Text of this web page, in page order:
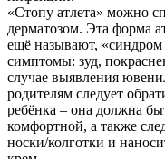
«Стопу атлета» можно
дерматозом. Эта форма
ещё называют,
симптомы: зуд,
случае выявления
родителям следует
ребёнка – она должна
комфортной, а также
носки/колготки и